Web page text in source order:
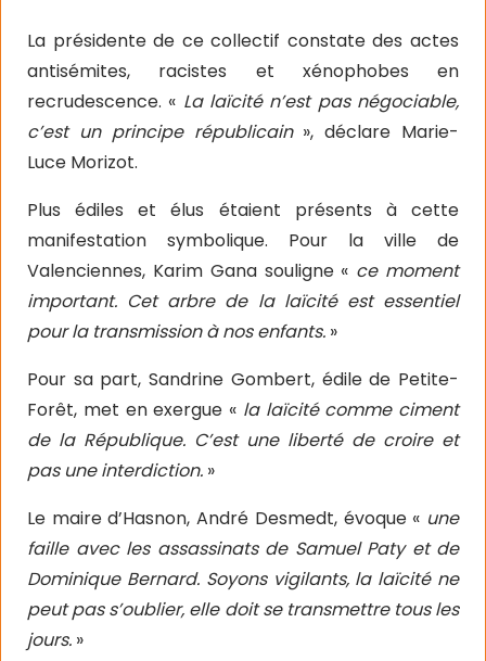
La présidente de ce collectif constate des actes
antisémites, racistes et xénophobes en
recrudescence. « La laïcité n’est pas négociable,
c’est un principe républicain», déclare Marie-
Luce Morizot.
Plus édiles et élus étaient présents à cette
manifestation symbolique. Pour la ville de
Valenciennes, Karim Gana souligne « ce moment
important. Cet arbre de la laïcité est essentiel
pour la transmission à nos enfants. »
Pour sa part, Sandrine Gombert, édile de Petite-
Forêt, met en exergue « la laïcité comme ciment
de la République. C’est une liberté de croire et
pas une interdiction. »
Le maire d’Hasnon, André Desmedt, évoque « une
faille avec les assassinats de Samuel Paty et de
Dominique Bernard. Soyons vigilants, la laïcité ne
peut pas s’oublier, elle doit se transmettre tous les
jours. »